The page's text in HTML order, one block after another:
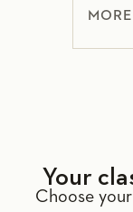
Your
Choose